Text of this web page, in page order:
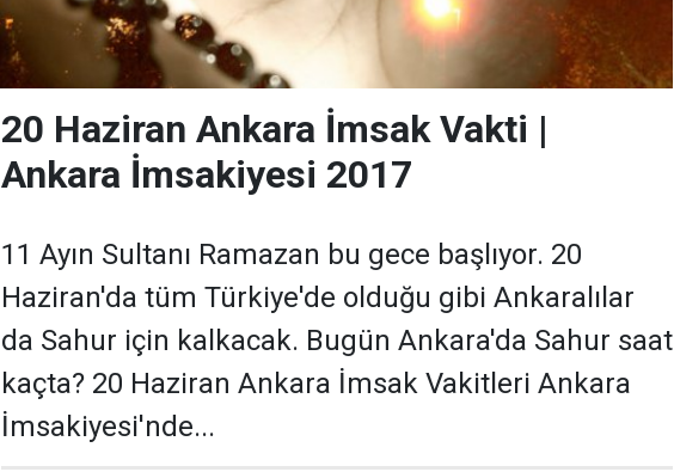
20 Haziran Ankara İmsak Vakti |
Ankara İmsakiyesi 2017
11 Ayın Sultanı Ramazan bu gece başlıyor. 20
Haziran'da tüm Türkiye'de olduğu gibi Ankaralılar
da Sahur için kalkacak. Bugün Ankara'da Sahur saat
kaçta? 20 Haziran Ankara İmsak Vakitleri Ankara
İmsakiyesi'nde...